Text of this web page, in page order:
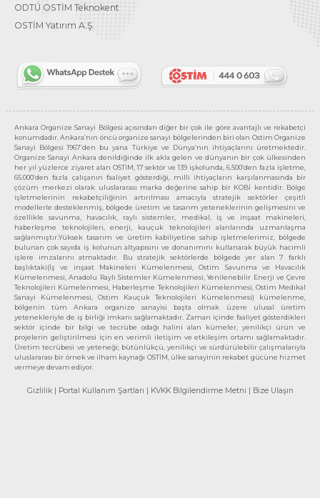
ODTÜ OSTİM Teknokent
OSTİM Yatırım A.Ş.
Ankara Organize Sanayi Bölgesi açısından diğer bir çok ile göre avantajlı ve rekabetçi
konumdadır. Ankara’nın öncü organize sanayi bölgelerinden biri olan Ostim Organize
Sanayi Bölgesi 1967’den bu yana Türkiye ve Dünya’nın ihtiyaçlarını üretmektedir.
Organize Sanayi Ankara denildiğinde ilk akla gelen ve dünyanın bir çok ülkesinden
her yıl yüzlerce ziyaret alan OSTİM, 17 sektör ve 139 işkolunda, 6.500’den fazla işletme,
65.000’den fazla çalışanın faaliyet gösterdiği, milli ihtiyaçların karşılanmasında bir
çözüm merkezi olarak uluslararası marka değerine sahip bir KOBİ kentidir. Bölge
işletmelerinin rekabetçiliğinin artırılması amacıyla stratejik sektörler çeşitli
modellerle desteklenmiş, bölgede üretim ve tasarım yeteneklerinin gelişmesini ve
özellikle savunma, havacılık, raylı sistemler, medikal, iş ve inşaat makineleri,
haberleşme teknolojileri, enerji, kauçuk teknolojileri alanlarında uzmanlaşma
sağlanmıştır.Yüksek tasarım ve üretim kabiliyetine sahip işletmelerimiz, bölgede
bulunan çok sayıda iş kolunun altyapısını ve donanımını kullanarak büyük hacimli
işlere imzalarını atmaktadır. Bu stratejik sektörlerde bölgede yer alan 7 farklı
başlıktaki(İş ve inşaat Makineleri Kümelenmesi, Ostim Savunma ve Havacılık
Kümelenmesi, Anadolu Raylı Sistemler Kümelenmesi, Yenilenebilir Enerji ve Çevre
Teknolojileri Kümelenmesi, Haberleşme Teknolojileri Kümelenmesi, Ostim Medikal
Sanayi Kümelenmesi, Ostim Kauçuk Teknolojileri Kümelenmesi) kümelenme,
bölgenin tüm Ankara organize sanayisi başta olmak üzere ulusal üretim
yetenekleriyle de iş birliği imkanı sağlamaktadır. Zaman içinde faaliyet gösterdikleri
sektör içinde bir bilgi ve tecrübe odağı halini alan kümeler, yenilikçi ürün ve
projelerin geliştirilmesi için en verimli iletişim ve etkileşim ortamı sağlamaktadır.
Üretim tecrübesi ve yeteneği; bütünlükçü, yenilikçi ve sürdürülebilir çalışmalarıyla
uluslararası bir örnek ve ilham kaynağı OSTİM, ülke sanayinin rekabet gücüne hizmet
vermeye devam ediyor.
Gizlilik | Portal Kullanım Şartları | KVKK Bilgilendirme Metni | Bize Ulaşın